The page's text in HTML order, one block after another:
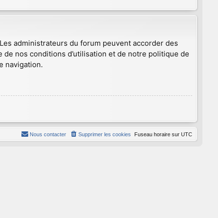
administrateurs du forum peuvent accorder des
nos conditions d’utilisation et de notre politique de
navigation.
Fuseau horaire sur UTC
Supprimer les cookies
Nous contacter